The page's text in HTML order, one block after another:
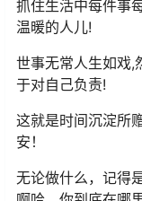
抓住生活中每件事
温暖的人儿!
世事无常人生如戏,
于对自己负责!
这就是时间沉淀所
安！
无论做什么，记得